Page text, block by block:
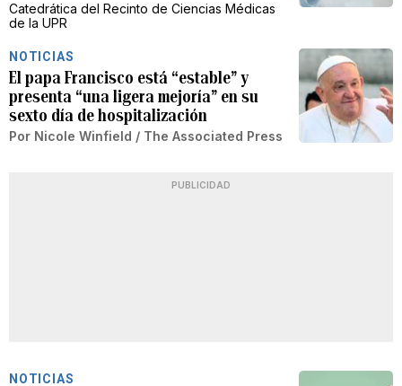
Catedrática del Recinto de Ciencias Médicas
de la UPR
NOTICIAS
El papa Francisco está “estable” y
presenta “una ligera mejoría” en su
sexto día de hospitalización
Por Nicole Winfield / The Associated Press
PUBLICIDAD
NOTICIAS